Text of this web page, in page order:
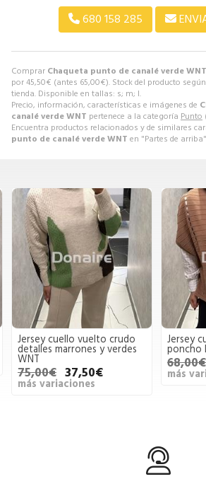
Comprar Chaqueta punto de canalé verde WNT
por45,50€ (antes 65,00€). Stock del producto
tienda. Disponible en tallas: s; m; l.
Precio, información, características e imágenes de
canalé verde WNT pertenece a la categoría Punto
Encuentra productos relacionados y de similares
punto de canalé verde WNT en "Partes de
680 158 285
Jersey cuello vuelto crudo
detalles marrones y verdes
WNT
75,00€ 37,50€
más variaciones
Jersey
poncho
68,00€
más